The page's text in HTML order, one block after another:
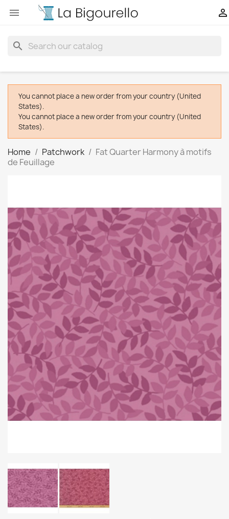
 
search
You cannot place a new order from your country (United
States).
You cannot place a new order from your country (United
States).
Home Patchwork
Fat Quarter Harmony à motifs
de Feuillage